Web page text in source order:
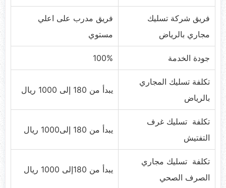
فريق شركة تسليك
مجاري بالرياض
فريق مدرب على اعلي
مستوي
جودة الخدمة 100%
تكلفة تسليك المجاري
بالرياض
يبدأ من 180 إلى 1000 ريال
تكلفة تسليك غرف
التفتيش
يبدأ من 180 إلى1000 ريال
تكلفة تسليك مجاري
الصرف الصحي
يبدأ من 180إلى 1000 ريال